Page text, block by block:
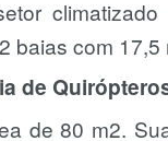
baias com 17,5
de
de 80 m2.